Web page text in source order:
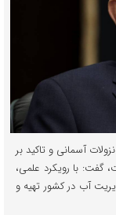
اشاره به کاهش ۴۰ درصدی نزولات آسمانی و تاکید بر
در ۶ ماه آینده است، گفت: با رویکرد علمی،
آب در کشور تهیه و